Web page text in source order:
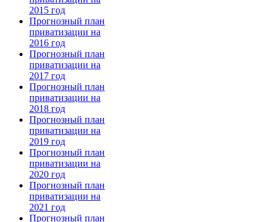
2015 год
Прогнозный план
приватизации на
2016 год
Прогнозный план
приватизации на
2017 год
Прогнозный план
приватизации на
2018 год
Прогнозный план
приватизации на
2019 год
Прогнозный план
приватизации на
2020 год
Прогнозный план
приватизации на
2021 год
Прогнозный план